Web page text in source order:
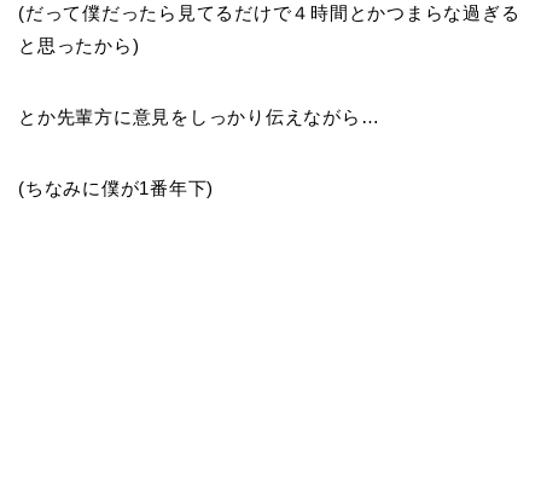
(だって僕だったら見てるだけで４時間とかつまらな過ぎる
と思ったから)
とか先輩方に意見をしっかり伝えながら…
(ちなみに僕が1番年下)